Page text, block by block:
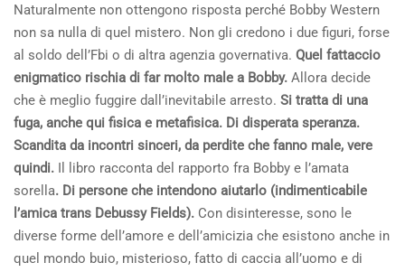
Naturalmente non ottengono risposta perché Bobby Western
non sa nulla di quel mistero. Non gli credono i due figuri, forse
al soldo dell’Fbi o di altra agenzia governativa. Quel fattaccio
enigmatico rischia di far molto male a Bobby. Allora decide
che è meglio fuggire dall’inevitabile arresto. Si tratta di una
fuga, anche qui fisica e metafisica. Di disperata speranza.
Scandita da incontri sinceri, da perdite che fanno male, vere
quindi. Il libro racconta del rapporto fra Bobby e l’amata
sorella. Di persone che intendono aiutarlo (indimenticabile
l’amica trans Debussy Fields). Con disinteresse, sono le
diverse forme dell’amore e dell’amicizia che esistono anche in
quel mondo buio, misterioso, fatto di caccia all’uomo e di